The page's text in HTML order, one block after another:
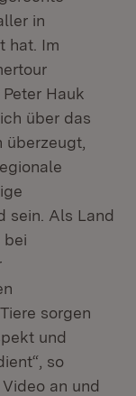
in
hat. Im
Hauk
über das
überzeugt,
sein. Als Land
bei
sorgen
und
so
an und